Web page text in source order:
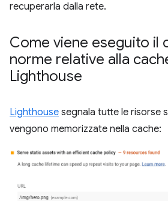
recuperarla dalla rete.
Come viene eseguito il
norme relative alla
Lighthouse
Lighthouse segnala tutte le risorse
vengono memorizzate nella cache: